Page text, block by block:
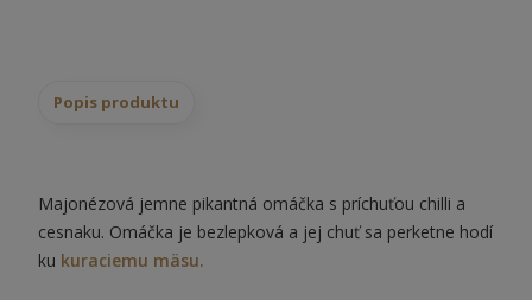
Popis produktu
Majonézová jemne pikantná omáčka s príchuťou chilli a
cesnaku. Omáčka je bezlepková a jej chuť sa perketne hodí
ku kuraciemu mäsu.